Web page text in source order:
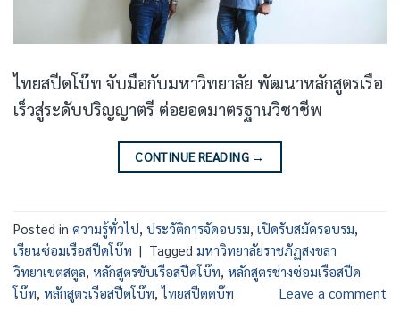
ไทยสปีดโบ๊ท จับมือกับมหาวิทยาลัย พัฒนาหลักสูตรเรือ
เร็วสู่ระดับปริญญาตรี ต่อยอดมาตรฐานวิชาชีพ
CONTINUE READING →
Posted in ความรู้ทั่วไป, ประวัติการจัดอบรม, เปิดรับสมัครอบรม,
เรียนซ่อมเรือสปีดโบ๊ท | Tagged มหาวิทยาลัยราชภัฏสงขลา
วิทยาเขตสตูล, หลักสูตรขับเรือสปีดโบ๊ท, หลักสูตรช่างซ่อมเรือสปีด
โบ๊ท, หลักสูตรเรือสปีดโบ๊ท,ไทยสปีดดบ๊ท Leave a comment